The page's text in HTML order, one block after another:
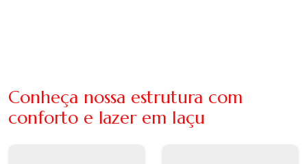
Conheça nossa estrutura com
conforto e lazer em Iaçu